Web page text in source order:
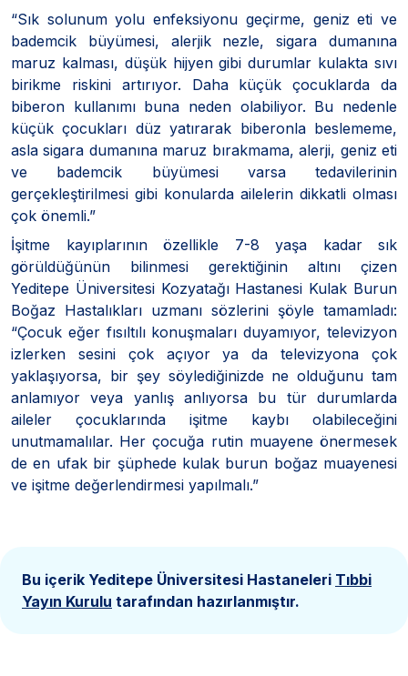
“Sık solunum yolu enfeksiyonu geçirme, geniz eti ve
bademcik büyümesi, alerjik nezle, sigara dumanına
maruz kalması, düşük hijyen gibi durumlar kulakta sıvı
birikme riskini artırıyor. Daha küçük çocuklarda da
biberon kullanımı buna neden olabiliyor. Bu nedenle
küçük çocukları düz yatırarak biberonla beslememe,
asla sigara dumanına maruz bırakmama, alerji, geniz eti
ve bademcik büyümesi varsa tedavilerinin
gerçekleştirilmesi gibi konularda ailelerin dikkatli olması
çok önemli.”
İşitme kayıplarının özellikle 7-8 yaşa kadar sık
görüldüğünün bilinmesi gerektiğinin altını çizen
Yeditepe Üniversitesi Kozyatağı Hastanesi Kulak Burun
Boğaz Hastalıkları uzmanı sözlerini şöyle tamamladı:
“Çocuk eğer fısıltılı konuşmaları duyamıyor, televizyon
izlerken sesini çok açıyor ya da televizyona çok
yaklaşıyorsa, bir şey söylediğinizde ne olduğunu tam
anlamıyor veya yanlış anlıyorsa bu tür durumlarda
aileler çocuklarında işitme kaybı olabileceğini
unutmamalılar. Her çocuğa rutin muayene önermesek
de en ufak bir şüphede kulak burun boğaz muayenesi
ve işitme değerlendirmesi yapılmalı.”
Bu içerik Yeditepe Üniversitesi Hastaneleri Tıbbi
Yayın Kurulu tarafından hazırlanmıştır.